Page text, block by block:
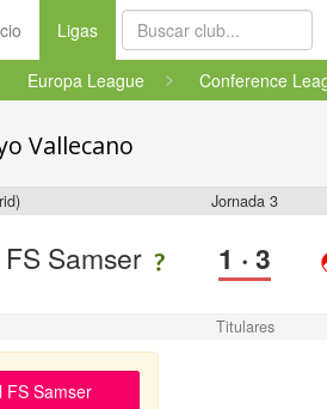
Ligas(current)
Europa League
Vallecano
Jornada 3
FS Samser 1 · 3
Titulares
FS Samser